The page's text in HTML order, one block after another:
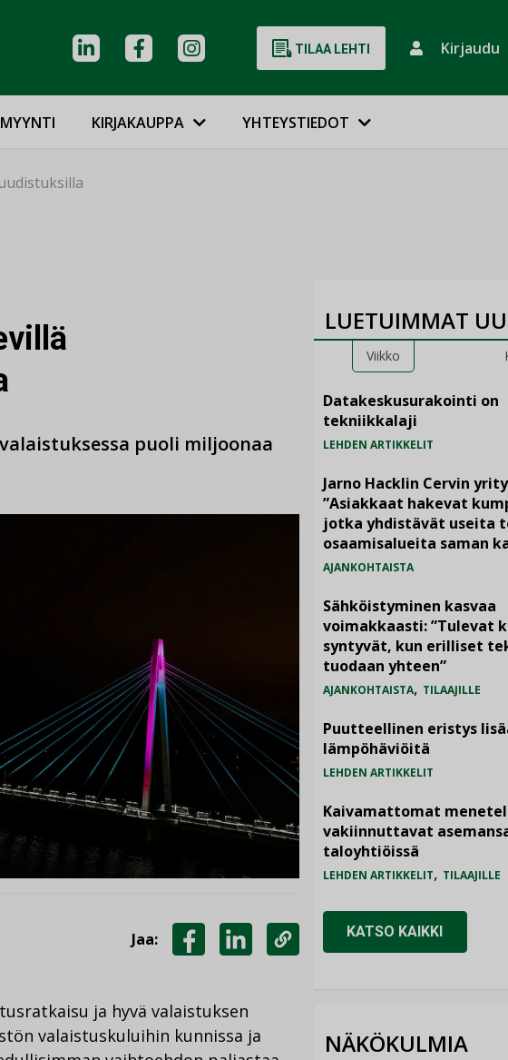
TILAA LEHTI Kirjaudu
KIRJAKAUPPA YHTEYSTIEDOT
puoli miljoonaa
Jaa:
ja hyvä valaistuksen
valaistuskuluihin kunnissa ja
LUETUIMMAT
Viikko
Datakeskusurakointi on
tekniikkalaji
LEHDEN ARTIKKELIT
Jarno Hacklin Cervin
”Asiakkaat hakevat
jotka yhdistävät useita
osaamisalueita saman
AJANKOHTAISTA
Sähköistyminen kasvaa
voimakkaasti: ”Tulevat
syntyvät, kun erilliset
tuodaan yhteen”
AJANKOHTAISTA, TILAAJILLE
Puutteellinen eristys
lämpöhäviöitä
LEHDEN ARTIKKELIT
Kaivamattomat
vakiinnuttavat
taloyhtiöissä
LEHDEN ARTIKKELIT, TILAAJILLE
KATSO KAIKKI
NÄKÖKULMIA